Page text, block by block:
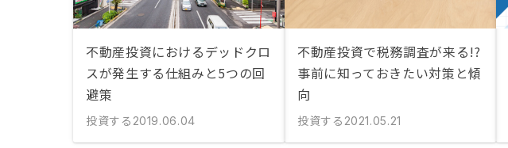
不動産投資におけるデッドクロ
スが発生する仕組みと5つの回
避策
投資する 2019.06.04
不動産投資で税務調査が来る!?
事前に知っておきたい対策と傾
向
投資する 2021.05.21